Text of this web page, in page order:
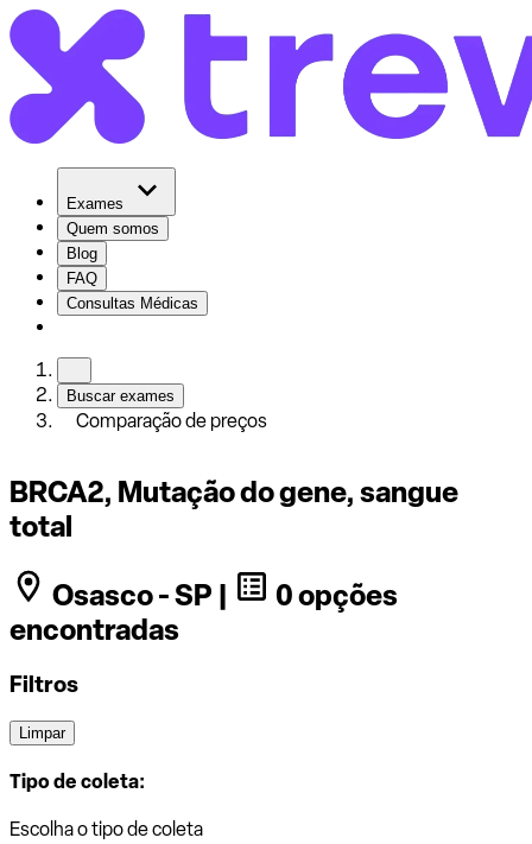
Exames
Quem somos
Blog
FAQ
Consultas Médicas
Buscar exames
Comparação de preços
BRCA2, Mutação do gene, sangue
total
Osasco - SP |
0 opções
encontradas
Filtros
Limpar
Tipo de coleta:
Escolha o tipo de coleta